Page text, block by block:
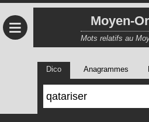
≡ Moyen-
Mots relatifs au
Dico Anagrammes